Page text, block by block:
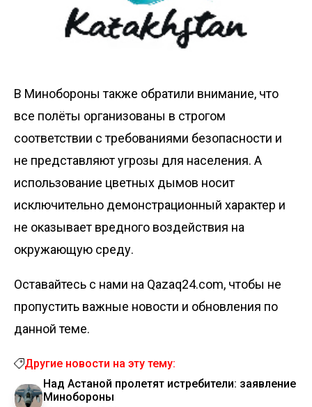
В Минобороны также обратили внимание, что
все полёты организованы в строгом
соответствии с требованиями безопасности и
не представляют угрозы для населения. А
использование цветных дымов носит
исключительно демонстрационный характер и
не оказывает вредного воздействия на
окружающую среду.
Оставайтесь с нами на Qazaq24.com, чтобы не
пропустить важные новости и обновления по
данной теме.
Другие новости на эту тему:
Над Астаной пролетят истребители: заявление
Минобороны